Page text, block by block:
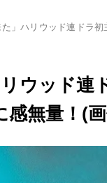
」ハリウッド連ドラ
ウッド連
感無量！(